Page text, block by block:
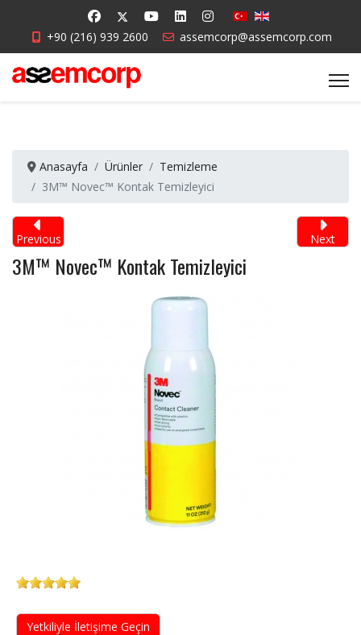
+90 (216) 939 2600 assemcorp@assemcorp.com
Anasayfa Ürünler
Temizleme
3M™ Novec™ Kontak Temizleyici
Previous Next
3M™ Novec™ Kontak Temizleyici
Yetkiliyle İletişime Geçin